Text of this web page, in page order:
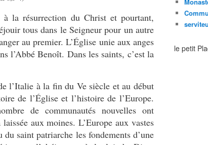
la résurrection du Christ et pourtant,
tous dans le Seigneur pour un autre
au premier. L’Église unie aux anges
l’Abbé Benoît. Dans les saints, c’est la
l’Italie à la fin du Ve siècle et au début
de l’Église et l’histoire de l’Europe.
de communautés nouvelles ont
aux moines. L’Europe aux vastes
du saint patriarche les fondements d’une
le petit